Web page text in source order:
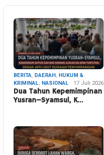
BERITA, DAERAH, HUKUM &
KRIMINAL, NASIONAL 17 Juli 2026
Dua Tahun Kepemimpinan
Yusran–Syamsul, K…